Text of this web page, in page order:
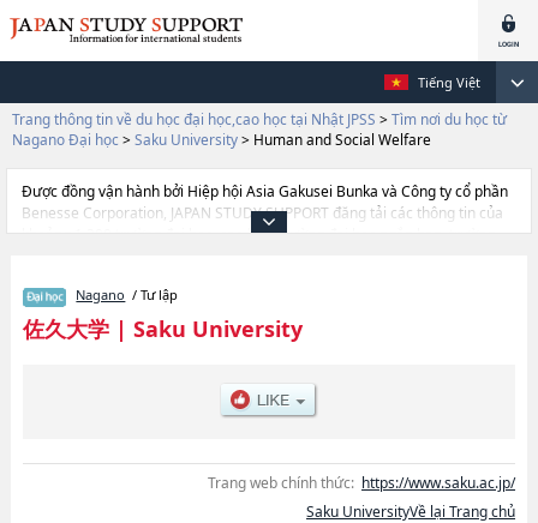
Tiếng Việt
Trang thông tin về du học đại học,cao học tại Nhật JPSS > Tìm nơi du học từ
Nagano Đại học > Saku University> Human and Social Welfare
Được đồng vận hành bởi Hiệp hội Asia Gakusei Bunka và Công ty cổ phần
Benesse Corporation, JAPAN STUDY SUPPORT đăng tải các thông tin của
khoảng 1.300 trường đại học, cao học, trường đại học ngắn hạn, trường
thiết dành cho du học sinh, như là về các Ngành NursinghoặcNgành
Human and Social Welfare, thông tin về từng ngành học, thông tin liên
quan đến thi tuyển như số lượng tuyển sinh, số lượng trúng tuyển, cở sở
Nagano / Tư lập
佐久大学| Saku University
Trang web chính thức: https://www.saku.ac.jp/
Saku UniversityVề lại Trang chủ